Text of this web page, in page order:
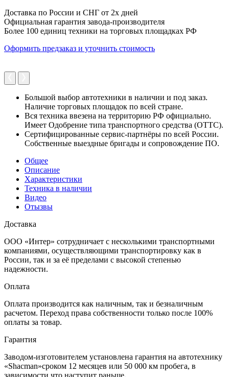
Доставка по России и СНГ от 2х дней
Официальная гарантия завода-производителя
Более 100 единиц техники на торговых площадках РФ
Оформить предзаказ и уточнить стоимость
Большой выбор автотехники в наличии и под заказ.
Наличие торговых площадок по всей стране.
Вся техника ввезена на территорию РФ официально.
Имеет Одобрение типа транспортного средства (ОТТС).
Сертифицированные сервис-партнёры по всей России.
Собственные выездные бригады и сопровождение ПО.
Общее
Описание
Характеристики
Техника в наличии
Видео
Отызвы
Доставка
ООО «Интер» сотрудничает с несколькими транспортными
компаниями, осуществляющими транспортировку как в
России, так и за её пределами с высокой степенью
надежности.
Оплата
Оплата производится как наличным, так и безналичным
расчетом. Переход права собственности только после 100%
оплаты за товар.
Гарантия
Заводом-изготовителем установлена гарантия на автотехнику
«Shacman»сроком 12 месяцев или 50 000 км пробега, в
зависимости что наступит раньше.